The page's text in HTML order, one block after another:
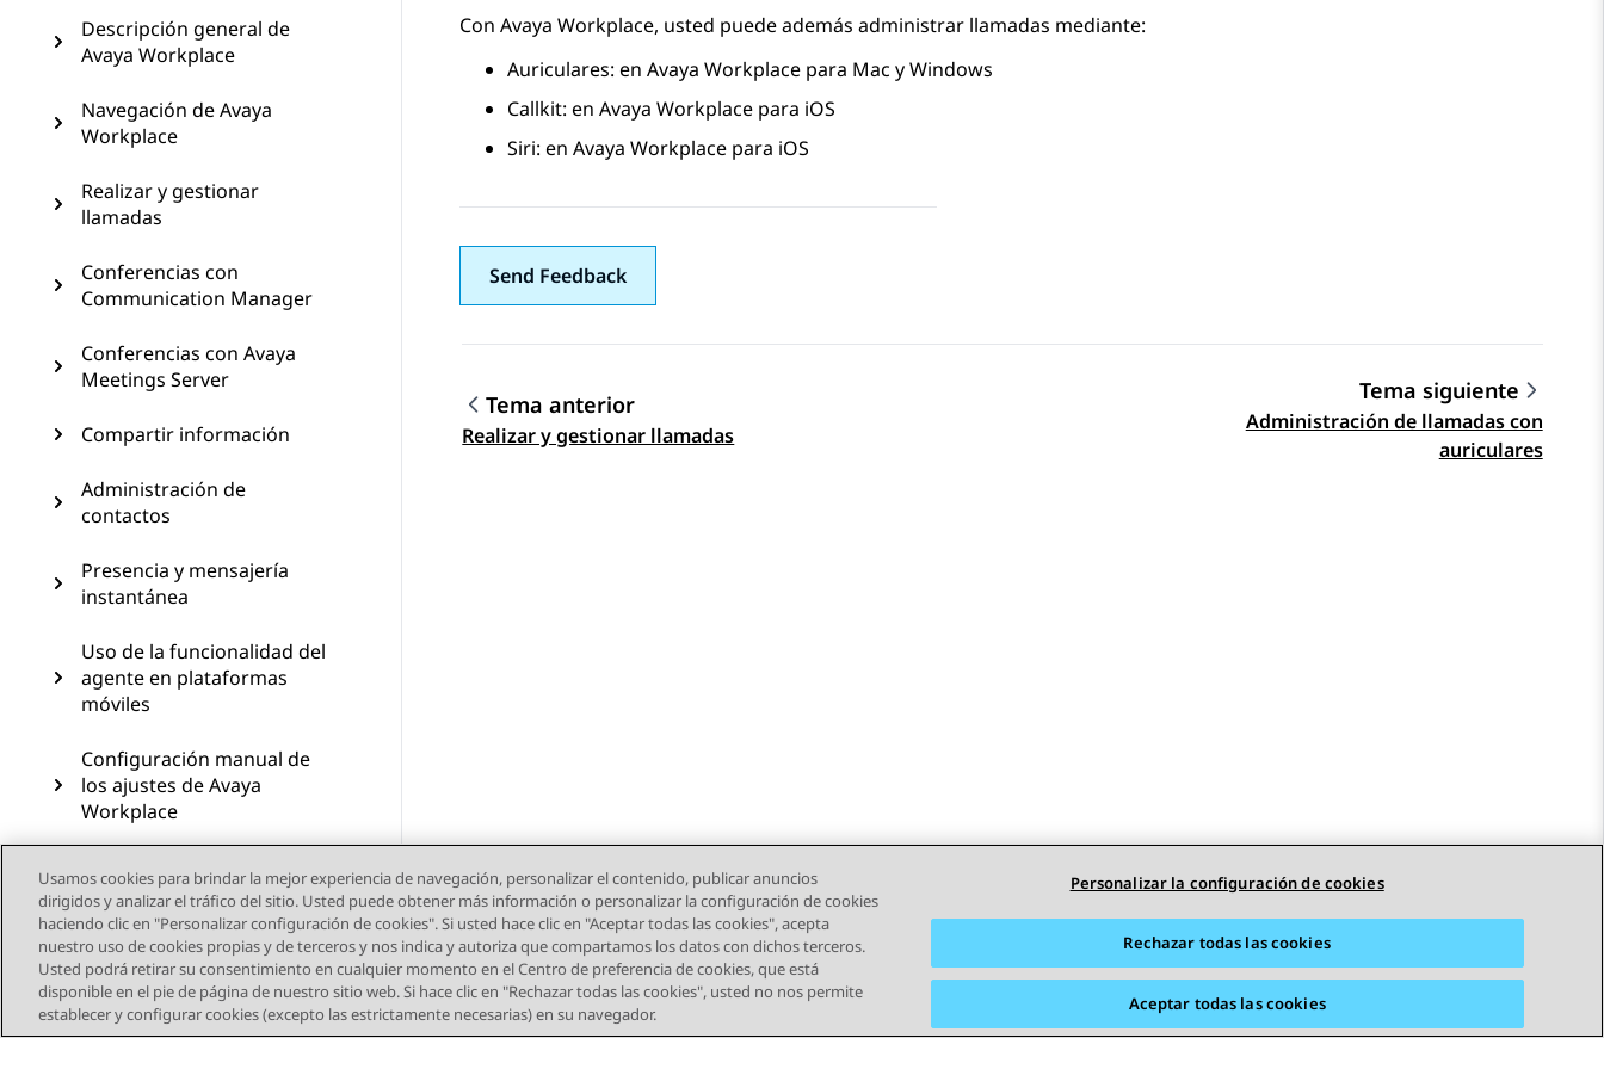
Descripción general de
Avaya Workplace
Navegación de Avaya
Workplace
Realizar y gestionar
llamadas
Conferencias con
Communication Manager
Conferencias con Avaya
Meetings Server
Compartir información
Administración de
contactos
Presencia y mensajería
instantánea
Uso de la funcionalidad del
agente en plataformas
móviles
Configuración manual de
los ajustes de Avaya
Workplace
actualización del cliente
Avaya Workplace
Solución de problemas
Con Avaya Workplace, usted puede además administrar llamadas mediante:
Auriculares: en Avaya Workplace para Mac y Windows
Callkit: en Avaya Workplace para iOS
Siri: en Avaya Workplace para iOS
Send Feedback
Navegación de tema
Tema anterior
Realizar y gestionar llamadas
Tema siguiente
Administración de llamadas con
auriculares
Usamos cookies para brindar la mejor experiencia de navegación, personalizar el contenido, publicar anuncios
dirigidos y analizar el tráfico del sitio. Usted puede obtener más información o personalizar la configuración de cookies
haciendo clic en "Personalizar configuración de cookies". Si usted hace clic en "Aceptar todas las cookies", acepta
nuestro uso de cookies propias y de terceros y nos indica y autoriza que compartamos los datos con dichos terceros.
Usted podrá retirar su consentimiento en cualquier momento en el Centro de preferencia de cookies, que está
disponible en el pie de página de nuestro sitio web. Si hace clic en "Rechazar todas las cookies", usted no nos permite
establecer y configurar cookies (excepto las estrictamente necesarias) en su navegador.
Personalizar la configuración de cookies
Rechazar todas las cookies
Aceptar todas las cookies